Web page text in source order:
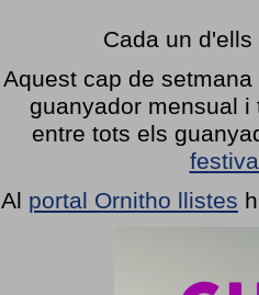
Cada un
Aquest cap de
guanyador mensual
entre tots els
Al portal Ornitho llistes